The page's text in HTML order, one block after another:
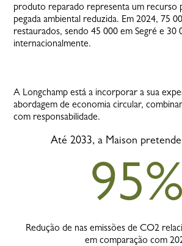
produto reparado representa um recurso
pegada ambiental reduzida. Em 2024, 75
restaurados, sendo 45 000 em Segré e 30
internacionalmente.
A Longchamp está a incorporar a sua
abordagem de economia circular,
com responsabilidade.
Até 2033, a Maison
95%
Redução de nas emissões de CO2
em comparação com